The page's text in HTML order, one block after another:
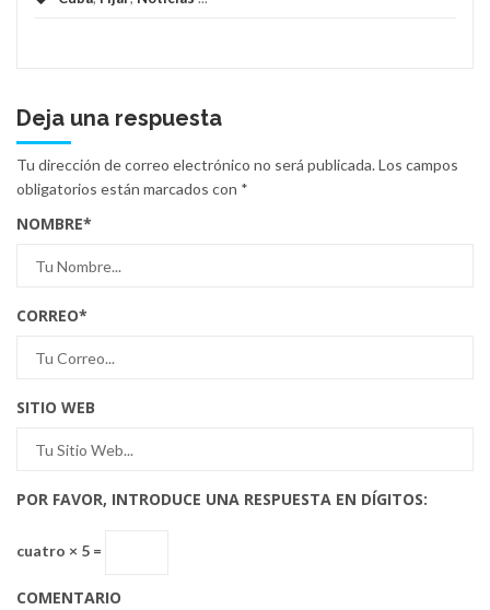
Deja una respuesta
Tu dirección de correo electrónico no será publicada.Los campos
obligatorios están marcados con *
NOMBRE*
CORREO*
SITIO WEB
POR FAVOR, INTRODUCE UNA RESPUESTA EN DÍGITOS:
cuatro × 5 =
COMENTARIO